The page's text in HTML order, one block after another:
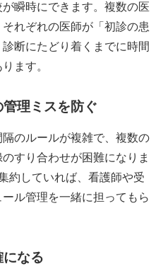
瞬時にできます。複数の医
れぞれの医師が「初診の患
断にたどり着くまでに時間
ます。
理ミスを防ぐ
のルールが複雑で、複数の
すり合わせが困難になりま
約していれば、看護師や受
ル管理を一緒に担ってもら
なる